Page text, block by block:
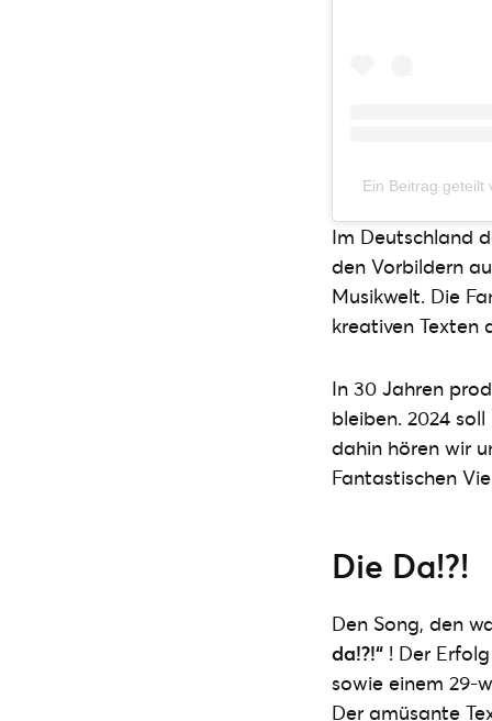
Ein Beitrag geteilt
Im Deutschland
den Vorbildern
Musikwelt. Die
kreativen Texten
In 30 Jahren
bleiben. 2024
dahin hören wir
Fantastischen
Die Da!?!
Den Song, den
da!?!“ ! Der
sowie einem 29-
Der amüsante